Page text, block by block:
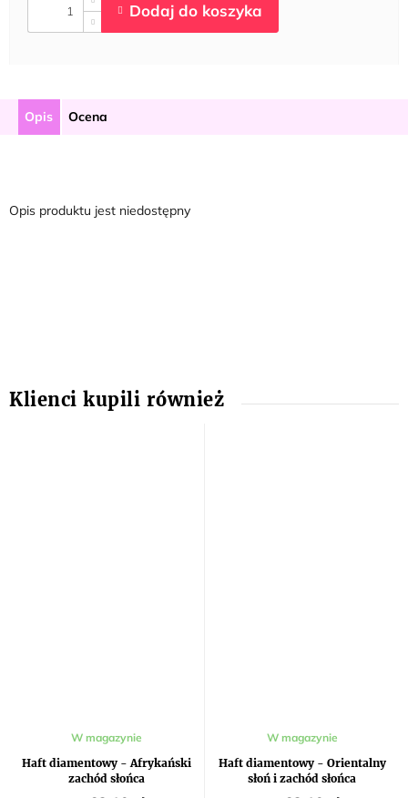
Opis Ocena
Opis produktu jest niedostępny
Haft diamentowy - Afrykański
zachód słońca
W magazynie
Haft diamentowy - Orientalny
słoń i zachód słońca
W magazynie